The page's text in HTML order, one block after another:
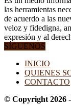
las herramientas
de acuerdo a las
veloz y fidedigna,
expresión y al
SÍGUENOS
INICIO
QUIENES
CONTACTO
© Copyright 2026